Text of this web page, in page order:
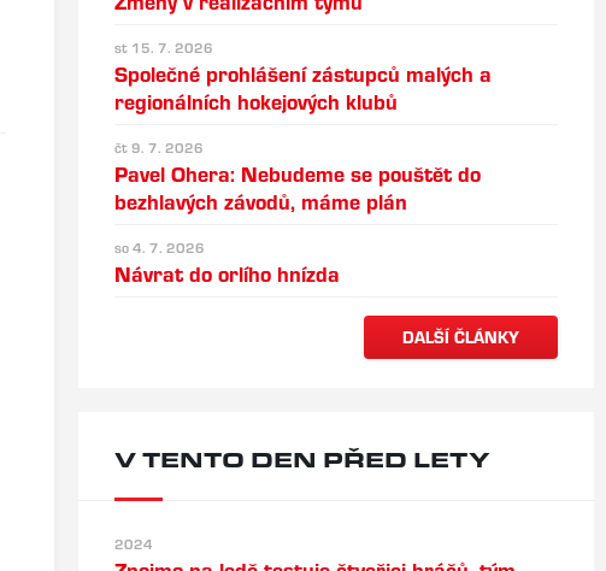
st 15. 7. 2026
Společné prohlášení zástupců malých a
regionálních hokejových klubů
čt 9. 7. 2026
Pavel Ohera: Nebudeme se pouštět do
bezhlavých závodů, máme plán
so 4. 7. 2026
Návrat do orlího hnízda
DALŠÍ ČLÁNKY
V TENTO DEN PŘED LETY
2024